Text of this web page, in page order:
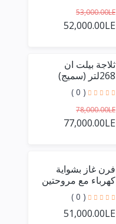
53,000.00LE
52,000.00LE
ثلاجة بيلت ان
268لتر (سميج)
( 0 )
78,000.00LE
77,000.00LE
فرن غاز بشواية
كهرباء مع مروحتين
توزيع واحدة + تايمر
عادي بفريم أستيل
حرف يو 90 سم
( 0 )
51,000.00LE